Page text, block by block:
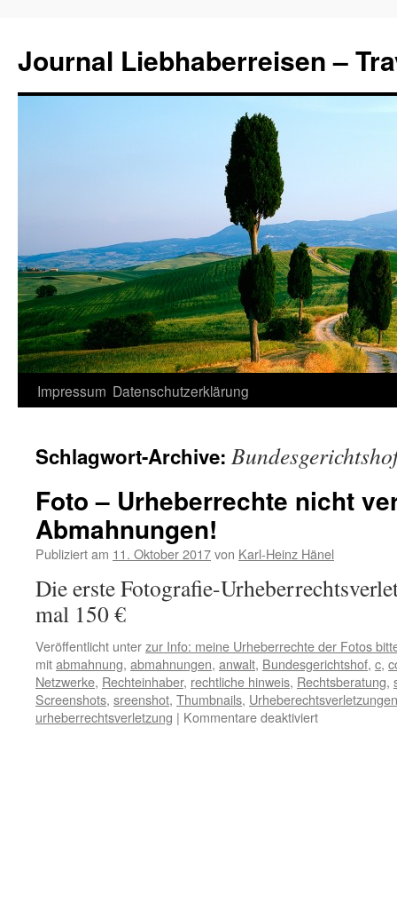
Journal Liebhaberreisen –
Zum
springen
Impressum Datenschutzerklärung
Schlagwort-Archive:
Foto – Urheberrechte nicht
Abmahnungen!
Publiziert am 11. Oktober 2017von Karl-Heinz Hänel
Die erste Fotografie-
mal 150 €
Veröffentlicht unterzur Info: meine Urheberrechte der Fotos
mitabmahnung, abmahnungen, anwalt, Bundesgerichtshof, c,
Netzwerke, Rechteinhaber, rechtliche hinweis, Rechtsberatung,
Screenshots, sreenshot, Thumbnails, Urheberechtsverletzungen
urheberrechtsverletzung | Kommentare deaktiviertfür